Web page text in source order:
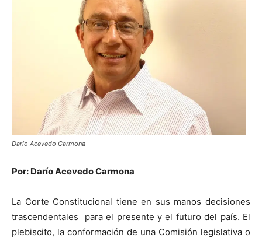
Darío Acevedo Carmona
Por: Darío Acevedo Carmona
La Corte Constitucional tiene en sus manos decisiones
trascendentales para el presente y el futuro del país. El
plebiscito, la conformación de una Comisión legislativa o